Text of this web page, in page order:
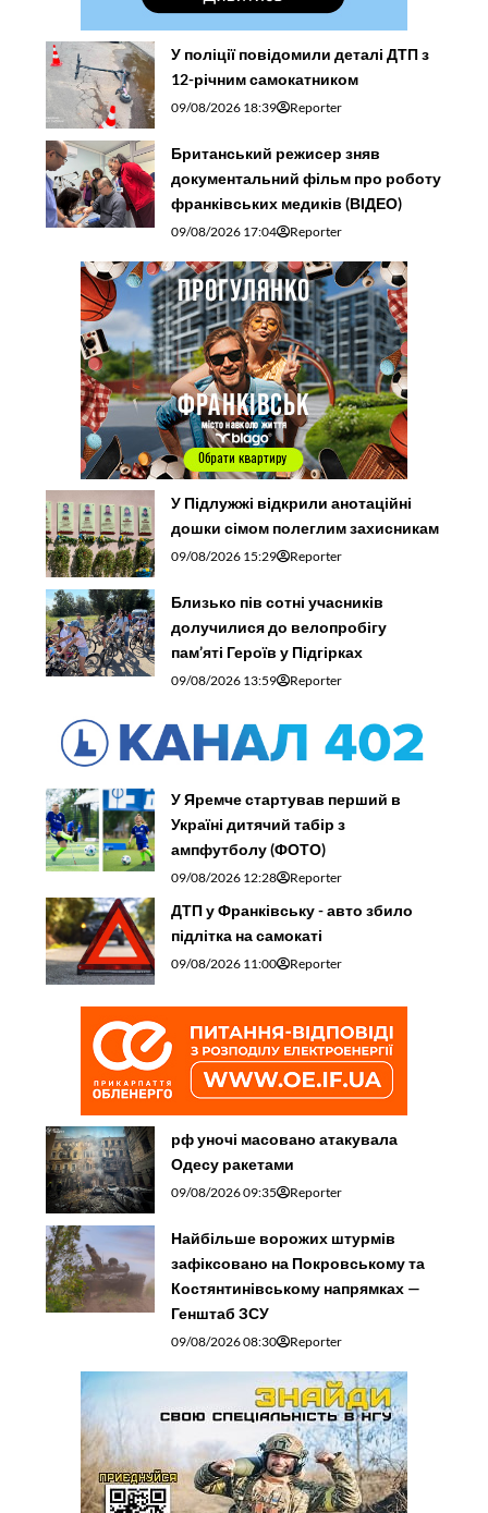
У поліції повідомили деталі ДТП з
12-річним самокатником
09/08/2026 18:39 Reporter
Британський режисер зняв
документальний фільм про роботу
франківських медиків (ВІДЕО)
09/08/2026 17:04 Reporter
У Підлужжі відкрили анотаційні
дошки сімом полеглим захисникам
09/08/2026 15:29 Reporter
Близько пів сотні учасників
долучилися до велопробігу
пам’яті Героїв у Підгірках
09/08/2026 13:59 Reporter
У Яремче стартував перший в
Україні дитячий табір з
ампфутболу (ФОТО)
09/08/2026 12:28 Reporter
ДТП у Франківську - авто збило
підлітка на самокаті
09/08/2026 11:00 Reporter
рф уночі масовано атакувала
Одесу ракетами
09/08/2026 09:35 Reporter
Найбільше ворожих штурмів
зафіксовано на Покровському та
Костянтинівському напрямках —
Генштаб ЗСУ
09/08/2026 08:30 Reporter